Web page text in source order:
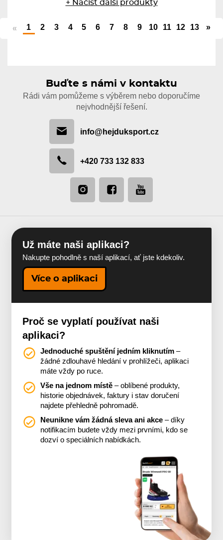
+ Načíst další produkty
« 1 2 3 4 5 6 7 8 9 10 11 12 13 »
Buďte s námi v kontaktu
Rádi vám pomůžeme s výběrem nebo doporučíme
nejvhodnější řešení.
info@hejduksport.cz
+420 733 132 833
Už máte naši aplikaci?
Nakupte pohodlně s naší aplikací, ať jste kdekoliv.
Více o aplikaci
Proč se vyplatí používat naši
aplikaci?
Jednoduché spuštění jedním kliknutím –
žádné zdlouhavé hledání v prohlížeči, aplikaci
máte vždy po ruce.
Vše na jednom místě – oblíbené produkty,
historie objednávek, faktury i stav doručení
najdete přehledně pohromadě.
Neunikne vám žádná sleva ani akce – díky
notifikacím budete vždy mezi prvními, kdo se
dozví o speciálních nabídkách.